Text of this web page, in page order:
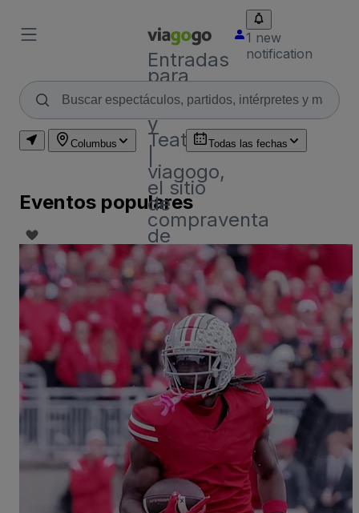
Entradas
para
Conciertos,
Deporte
y
Teatro
viagogo,
el sitio
de
compraventa
de
entradas
1 new
notification
Columbus Todas las fechas
Eventos populares